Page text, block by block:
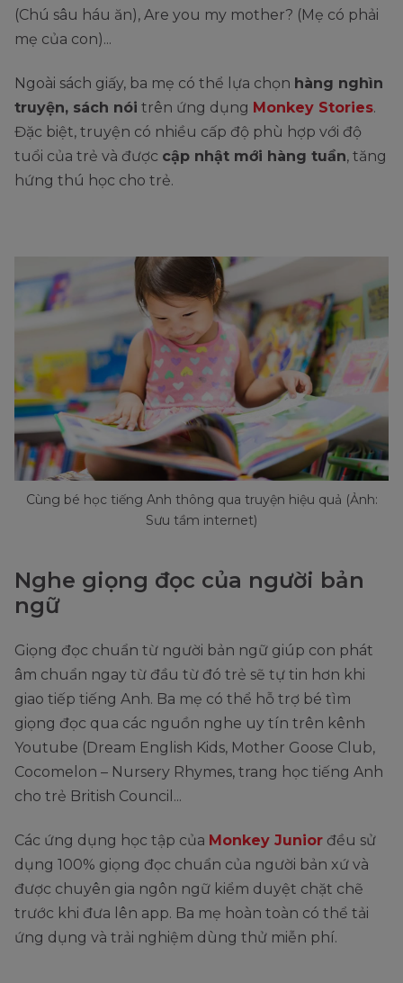
(Chú sâu háu ăn), Are you my mother? (Mẹ có phải
mẹ của con)...
Ngoài sách giấy, ba mẹ có thể lựa chọn hàng nghìn
truyện, sách nói trên ứng dụng Monkey Stories.
Đặc biệt, truyện có nhiều cấp độ phù hợp với độ
tuổi của trẻ và được cập nhật mới hàng tuần, tăng
hứng thú học cho trẻ.
Cùng bé học tiếng Anh thông qua truyện hiệu quả (Ảnh:
Sưu tầm internet)
Nghe giọng đọc của người bản
ngữ
Giọng đọc chuẩn từ người bản ngữ giúp con phát
âm chuẩn ngay từ đầu từ đó trẻ sẽ tự tin hơn khi
giao tiếp tiếng Anh. Ba mẹ có thể hỗ trợ bé tìm
giọng đọc qua các nguồn nghe uy tín trên kênh
Youtube (Dream English Kids, Mother Goose Club,
Cocomelon – Nursery Rhymes, trang học tiếng Anh
cho trẻ British Council...
Các ứng dụng học tập của Monkey Junior đều sử
dụng 100% giọng đọc chuẩn của người bản xứ và
được chuyên gia ngôn ngữ kiểm duyệt chặt chẽ
trước khi đưa lên app. Ba mẹ hoàn toàn có thể tải
ứng dụng và trải nghiệm dùng thử miễn phí.